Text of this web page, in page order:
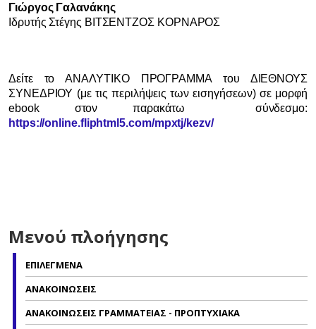
Γιώργος Γαλανάκης
Ιδρυτής Στέγης ΒΙΤΣΕΝΤΖΟΣ ΚΟΡΝΑΡΟΣ
Δείτε το ΑΝΑΛΥΤΙΚΟ ΠΡΟΓΡΑΜΜΑ του ΔΙΕΘΝΟΥΣ
ΣΥΝΕΔΡΙΟΥ (με τις περιλήψεις των εισηγήσεων) σε μορφή
ebook στον παρακάτω σύνδεσμο:
https://online.fliphtml5.com/mpxtj/kezv/
Μενού πλοήγησης
ΕΠΙΛΕΓΜΕΝΑ
ΑΝΑΚΟΙΝΩΣΕΙΣ
ΑΝΑΚΟΙΝΩΣΕΙΣ ΓΡΑΜΜΑΤΕΙΑΣ - ΠΡΟΠΤΥΧΙΑΚΑ